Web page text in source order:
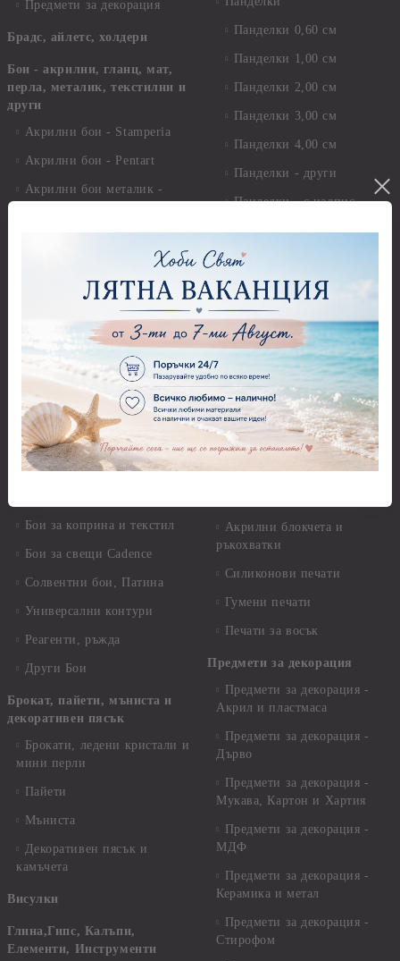
Предмети за декорация
Брадс, айлетс, холдери
Бои - акрилни, гланц, мат,
перла, металик, текстилни и
други
Акрилни бои - Stamperia
Акрилни бои - Pentart
Акрилни бои металик -
Акрилни бои - Artiste
Акрилна боя металик -
Акрилни бои металик -
Dora Cadence
Други - Акрилни, Маслени,
Темперни, Тебеширени бои
Алкохолни мастила и
оцветители
Бои за коприна и текстил
Бои за свещи Cadence
Солвентни бои, Патина
Универсални контури
Реагенти, ръжда
Други Бои
Брокат, пайети, мъниста и
декоративен пясък
Брокати, ледени кристали и
мини перли
Пайети
Мъниста
Декоративен пясък и
камъчета
Висулки
Глина,Гипс, Калъпи,
Елементи, Инструменти
Панделки 0,60 см
Панделки 1,00 см
Панделки 2,00 см
Панделки 3,00 см
Панделки 4,00 см
Панделки - други
Панделки - с надпис
Дантели
Конци, ширити и други
Панделки и дантели -
Детски мотиви
Панделки и дантели -
Зимни и Коледни мотиви
Перли,камъчета и копчета
Перли
Камъчета
Копчета
Акрилни блокчета и
ръкохватки
Силиконови печати
Гумени печати
Печати за восък
Предмети за декорация
Предмети за декорация -
Акрил и пластмаса
Предмети за декорация -
Дърво
Предмети за декорация -
Мукава, Картон и Хартия
Предмети за декорация -
МДФ
Предмети за декорация -
Керамика и метал
Предмети за декорация -
Стирофом